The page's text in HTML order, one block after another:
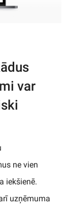
var
ne vien
iekšienē.
uzņēmuma